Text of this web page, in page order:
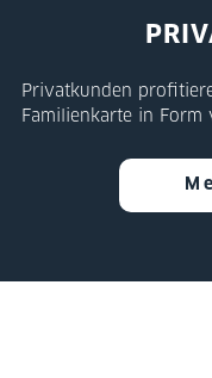
Privatkunden
Familienkarte in Form